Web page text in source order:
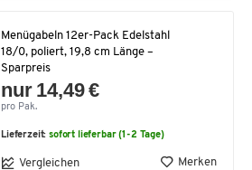
Menügabeln 12er-Pack Edelstahl
18/0, poliert, 19,8 cm Länge –
Sparpreis
nur 14,49 €
pro Pak.
Lieferzeit:sofort lieferbar (1-2 Tage)
Vergleichen Merken